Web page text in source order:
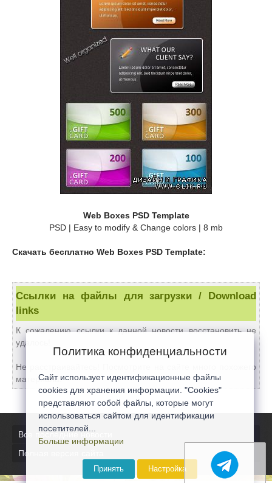
Web Boxes PSD Template
PSD | Easy to modify & Change colors | 8 mb
Скачать бесплатно Web Boxes PSD Template:
Ссылки на файлы для загрузки / Download
links
К сожалению ссылки к данной новости восстановить не
удалось!
Не расстраивайтесь! Посмотрите на сайте много похожего
материала!
Все последние новости
Полная версия сайта
Политика конфиденциальности
Сайт использует идентификационные файлы
cookies для хранения информации. "Cookies"
представляют собой файлы, которые могут
использоваться сайтом для идентификации
посетителей...
Больше информации
Принять Настройка